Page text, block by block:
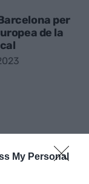
My Personal
per
de la